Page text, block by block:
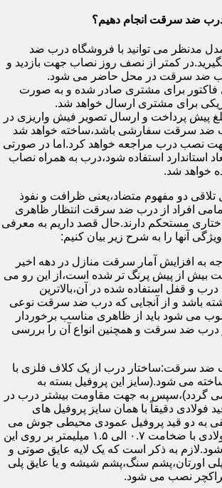
درب ضد سرقت انجام دهیم؟
مدنظر می توانید با فروشگاه درب ضد
کمتر از نصف روز نصاب جهت بازدید و
ضد سرقت در محل حاضر می شود.
فاکتور برای مشتری صادر شده و به صورت
برای مشتری ارسال خواهد شد.
پیش پرداخت و ارسال تصویر فیش واریزی در
ضد سرقت سفارشی باشد،ساخته خواهد شد
نصب درب مراجعه خواهد کرد.اما در صورتی
استاندارد استفاده شود،درب به همراه نصاب
خواهد شد.
دو مفهوم متضاد،یعنی ظرافت و نفوذ
تمامی افراد از درب ضد سرقت انتظار ظاهری
مستحکم دارند.حال قصد داریم به معرفی
آنها را به شرح زیر بیان کنیم:
به افزایش آمار سرقت منازل در دهه اخیر
بیش از پیش پرنگ تر شده است،از این رو می
و قفل استفاده شده در آن،بالاترین
باشد و از آنجایی که درب ضد سرقت نوعی
می شود باید از ظاهری مناسب برخوردار
درب ضد سرقت و همچنین انواع آن را بررسی
ضد سرقت:ساختار درب از یک کلاف فلزی با
می شود.(سایز این پروفیل بسته به
گردد)،سپس به جهت مقاومت بیشتر درب در
خمش،۳ الی ۴ قید فولادی دقیقاً با همان سایز پروفیل های
به دو قید پروفیل عمودی محیطی جوش می
شود و در انتها ورق فولادی با ضخامت ۰.۷ الی ۱.۵ میلیمتر بر روی این
به ذکر است که یک لایه عایق صوتی و
اورتان،پشم سنگ،پشم شیشه و یا عایق پلی
نصب می شود.